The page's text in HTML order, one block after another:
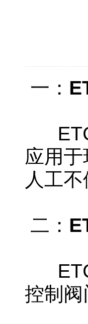
一：
ETC-
应用
人工
二：
ETC-
控制阀